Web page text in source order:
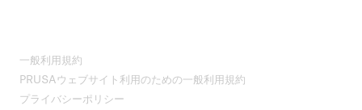
一般利用規約
PRUSAウェブサイト利用のための一般利用規約
プライバシーポリシー